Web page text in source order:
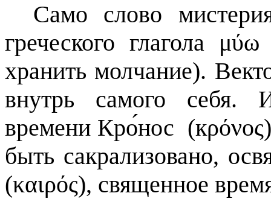
Само слово
греческого глагола
хранить молчание).
внутрь самого себя.
времени Кро́нос
быть сакрализовано,
(καιρός), священное